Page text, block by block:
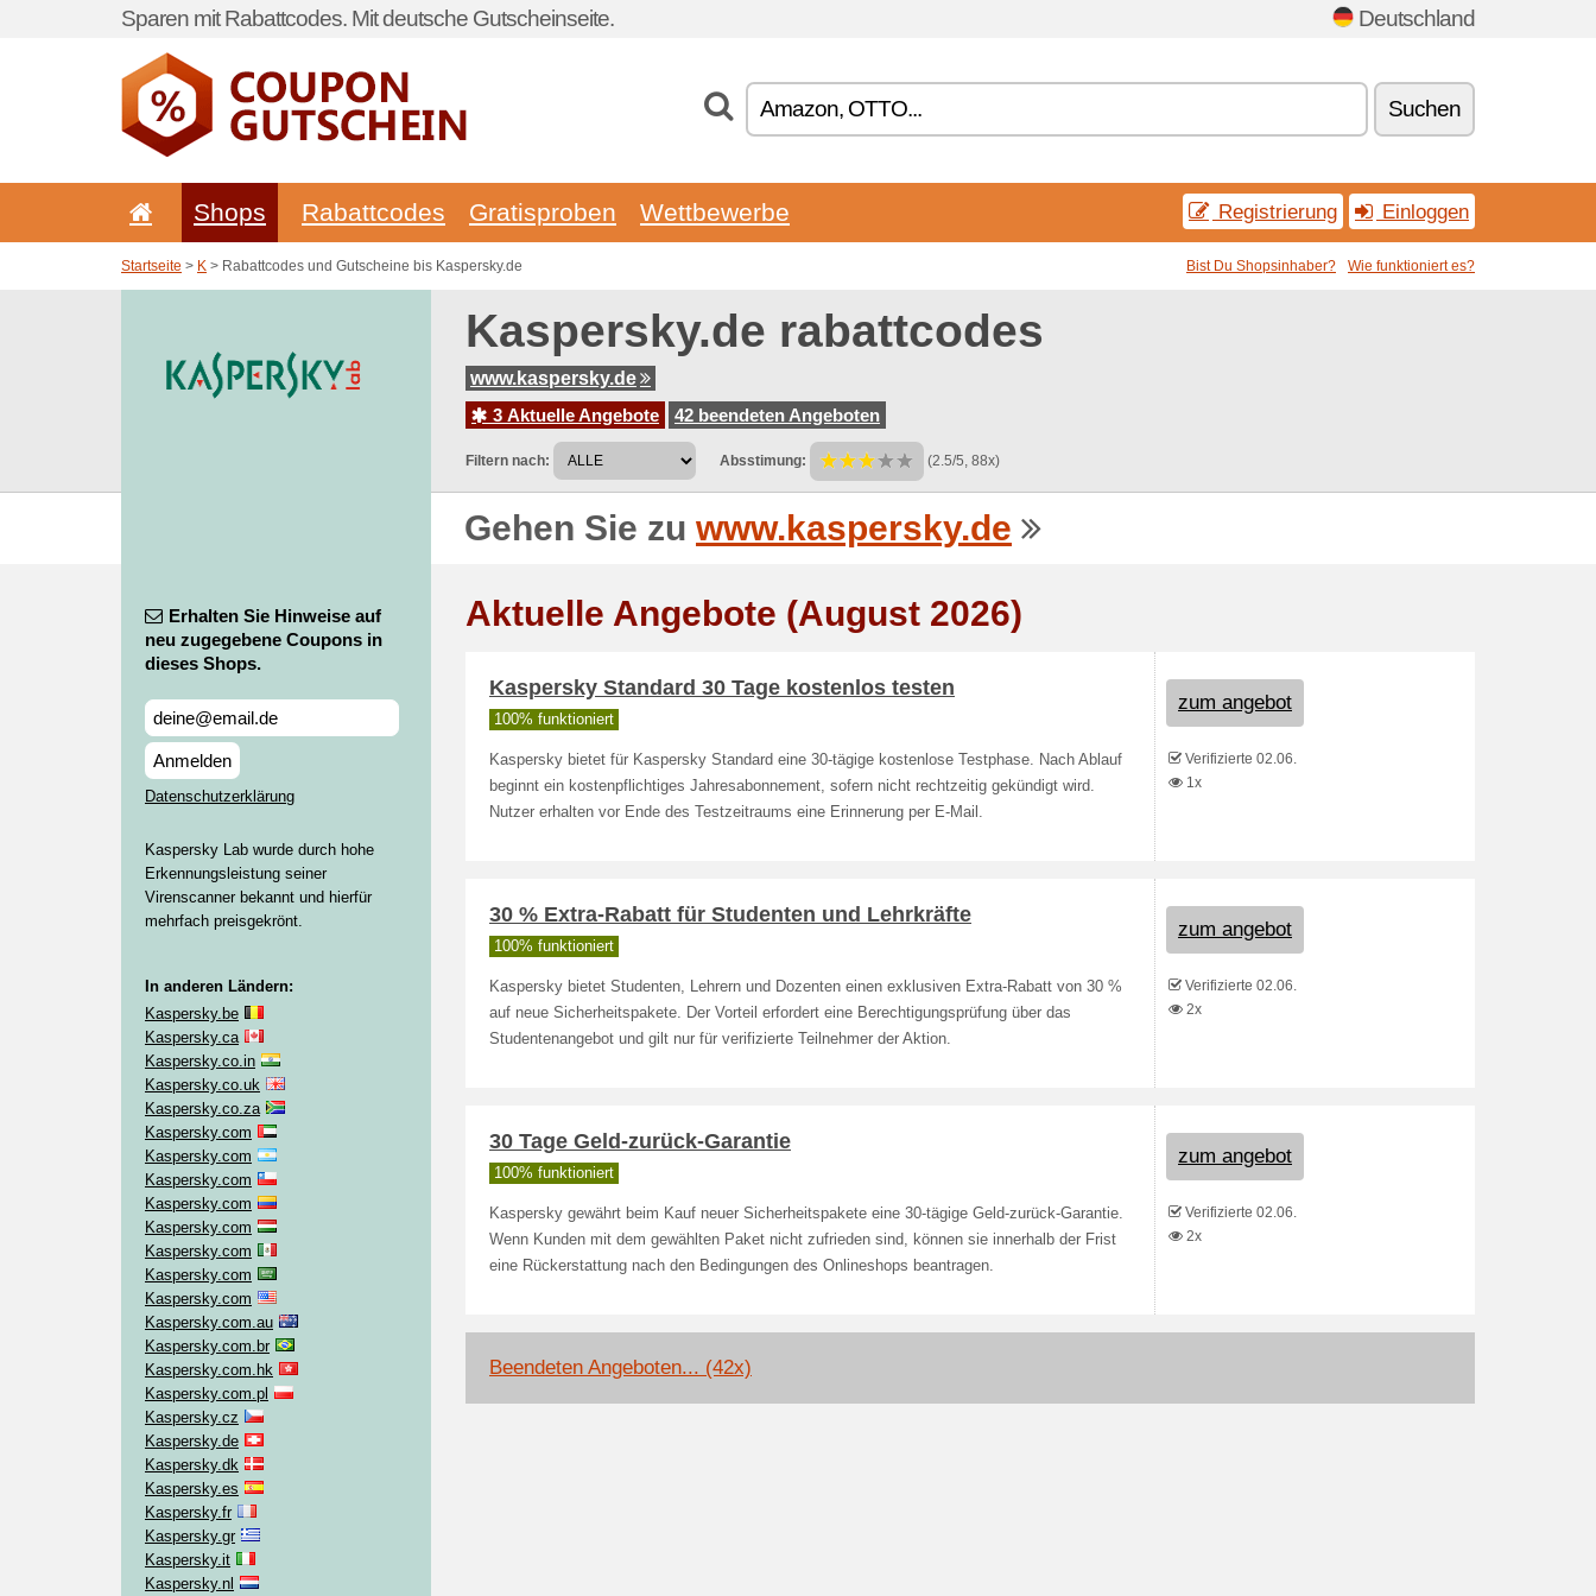
Sparen mit Rabattcodes. Mit deutsche Gutscheinseite. Deutschland
Suchen
Shops Rabattcodes Gratisproben Wettbewerbe Registrierung Einloggen
Startseite > K > Rabattcodes und Gutscheine bis Kaspersky.de Bist Du Shopsinhaber? Wie funktioniert es?
Kaspersky.de rabattcodes
www.kaspersky.de
3 Aktuelle Angebote
42 beendeten Angeboten
Filtern nach: Absstimung: (2.5/5, 88x)
Gehen Sie zu www.kaspersky.de
Erhalten Sie Hinweise auf
neu zugegebene Coupons in
dieses Shops.
Anmelden
Datenschutzerklärung
Kaspersky Lab wurde durch hohe
Erkennungsleistung seiner
Virenscanner bekannt und hierfür
mehrfach preisgekrönt.
In anderen Ländern:
Kaspersky.be
Kaspersky.ca
Kaspersky.co.in
Kaspersky.co.uk
Kaspersky.co.za
Kaspersky.com
Kaspersky.com
Kaspersky.com
Kaspersky.com
Kaspersky.com
Kaspersky.com
Kaspersky.com
Kaspersky.com
Kaspersky.com.au
Kaspersky.com.br
Kaspersky.com.hk
Kaspersky.com.pl
Kaspersky.cz
Kaspersky.de
Kaspersky.dk
Kaspersky.es
Kaspersky.fr
Kaspersky.gr
Kaspersky.it
Kaspersky.nl
Aktuelle Angebote (August 2026)
Kaspersky Standard 30 Tage kostenlos testen
100% funktioniert
Kaspersky bietet für Kaspersky Standard eine 30-tägige kostenlose Testphase. Nach Ablauf
beginnt ein kostenpflichtiges Jahresabonnement, sofern nicht rechtzeitig gekündigt wird.
Nutzer erhalten vor Ende des Testzeitraums eine Erinnerung per E-Mail.
zum angebot
Verifizierte 02.06.
1x
30 % Extra-Rabatt für Studenten und Lehrkräfte
100% funktioniert
Kaspersky bietet Studenten, Lehrern und Dozenten einen exklusiven Extra-Rabatt von 30 %
auf neue Sicherheitspakete. Der Vorteil erfordert eine Berechtigungsprüfung über das
Studentenangebot und gilt nur für verifizierte Teilnehmer der Aktion.
zum angebot
Verifizierte 02.06.
2x
30 Tage Geld-zurück-Garantie
100% funktioniert
Kaspersky gewährt beim Kauf neuer Sicherheitspakete eine 30-tägige Geld-zurück-Garantie.
Wenn Kunden mit dem gewählten Paket nicht zufrieden sind, können sie innerhalb der Frist
eine Rückerstattung nach den Bedingungen des Onlineshops beantragen.
zum angebot
Verifizierte 02.06.
2x
Beendeten Angeboten... (42x)